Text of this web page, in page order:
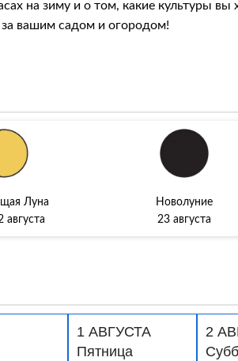
на зиму и о том, какие культуры
за вашим садом и огородом!
Луна
августа
Новолуние
23 августа
1 АВГУСТА
Пятница
2